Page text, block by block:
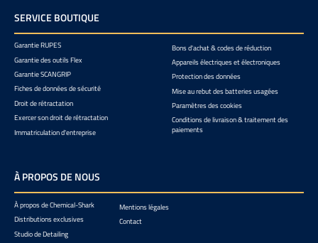
SERVICE BOUTIQUE
Garantie RUPES
Garantie des outils Flex
Garantie SCANGRIP
Fiches de données de sécurité
Droit de rétractation
Exercer son droit de rétractation
Immatriculation d'entreprise
Bons d'achat & codes de réduction
Appareils électriques et électroniques
Protection des données
Mise au rebut des batteries usagées
Paramètres des cookies
Conditions de livraison & traitement des
paiements
À PROPOS DE NOUS
À propos de Chemical-Shark
Distributions exclusives
Studio de Detailing
Mentions légales
Contact